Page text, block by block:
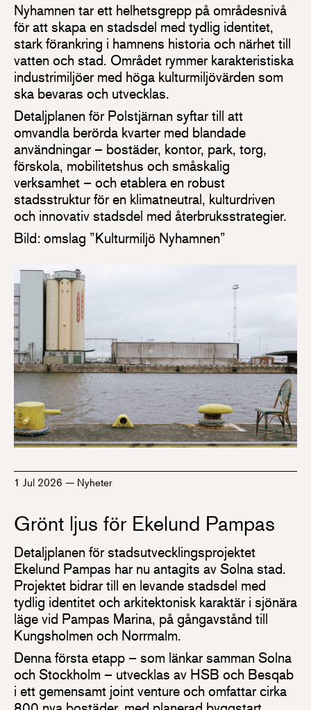
Nyhamnen tar ett helhetsgrepp på områdesnivå
för att skapa en stadsdel med tydlig identitet,
stark förankring i hamnens historia och närhet till
vatten och stad. Området rymmer karakteristiska
industrimiljöer med höga kulturmiljövärden som
ska bevaras och utvecklas.
Detaljplanen för Polstjärnan syftar till att
omvandla berörda kvarter med blandade
användningar – bostäder, kontor, park, torg,
förskola, mobilitetshus och småskalig
verksamhet – och etablera en robust
stadsstruktur för en klimatneutral, kulturdriven
och innovativ stadsdel med återbruksstrategier.
Bild: omslag ”Kulturmiljö Nyhamnen”
1 Jul 2026 — Nyheter
Grönt ljus för Ekelund Pampas
Detaljplanen för stadsutvecklingsprojektet
Ekelund Pampas har nu antagits av Solna stad.
Projektet bidrar till en levande stadsdel med
tydlig identitet och arkitektonisk karaktär i sjönära
läge vid Pampas Marina, på gångavstånd till
Kungsholmen och Norrmalm.
Denna första etapp – som länkar samman Solna
och Stockholm – utvecklas av HSB och Besqab
i ett gemensamt joint venture och omfattar cirka